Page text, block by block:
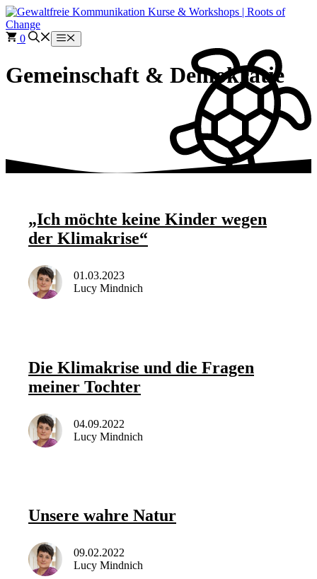
Zum
Inhalt
springen
0 Menü
Gemeinschaft & Demokratie
„Ich möchte keine Kinder wegen
der Klimakrise“
01.03.2023
Lucy Mindnich
Die Klimakrise und die Fragen
meiner Tochter
04.09.2022
Lucy Mindnich
Unsere wahre Natur
09.02.2022
Lucy Mindnich